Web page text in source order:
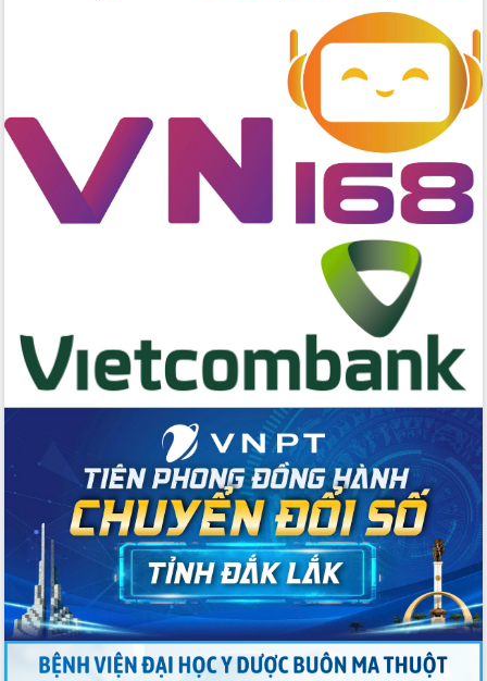
Lắk gửi gắm niềm tin, kỳ vọng vào lá
phiếu
Đắk Lắk sẵn sàng các điều kiện cho
Ngày hội bầu cử đại biểu Quốc hội
khóa XVI và HĐND các cấp nhiệm kỳ
Thủ tướng Chính phủ Phạm Minh Chính
kiểm tra, chỉ đạo hoàn thành các dự
án cao tốc và thăm khu tái định cư tại
Đắk Lắk
Sôi nổi Hội đua ngựa truyền thống Gò
Thì Thùng mừng Xuân Bính Ngọ 2026
Lãnh đạo tỉnh dâng hương tưởng niệm
tại Đập Đồng Cam đầu Xuân Bính Ngọ
Ngành nông nghiệp phấn đấu tăng
trưởng đạt 5,86% trong năm 2026
UBND tỉnh Đắk Lắk triển khai công tác
quốc phòng, quân sự địa phương năm
2026
Đắk Lắk tập trung toàn lực khắc phục
tồn tại IUU, sẵn sàng làm việc với